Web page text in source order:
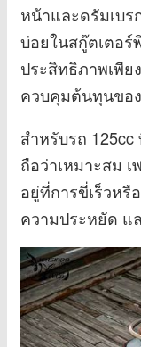
หน้าและดรัมเบร
บ่อยในสกู๊ตเตอร์
ประสิทธิภาพเพีย
ควบคุมต้นทุนขอ
สำหรับรถ
ถือว่าเหมาะสม
อยู่ที่การขี่เร็วหรื
ความประหยัด แ